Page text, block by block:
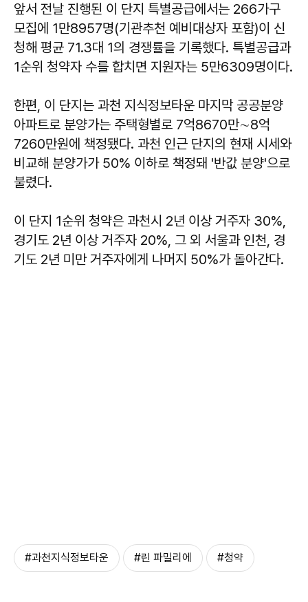
앞서 전날 진행된 이 단지 특별공급에서는 266가구
모집에 1만8957명(기관추천 예비대상자 포함)이 신
청해 평균 71.3대 1의 경쟁률을 기록했다. 특별공급과
1순위 청약자 수를 합치면 지원자는 5만6309명이다.
한편, 이 단지는 과천 지식정보타운 마지막 공공분양
아파트로 분양가는 주택형별로 7억8670만∼8억
7260만원에 책정됐다. 과천 인근 단지의 현재 시세와
비교해 분양가가 50% 이하로 책정돼 '반값 분양'으로
불렸다.
이 단지 1순위 청약은 과천시 2년 이상 거주자 30%,
경기도 2년 이상 거주자 20%, 그 외 서울과 인천, 경
기도 2년 미만 거주자에게 나머지 50%가 돌아간다.
#과천지식정보타운 #린 파밀리에 #청약